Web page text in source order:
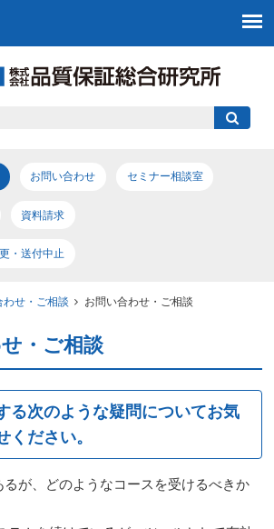
お問い合わせ セミナー相談室
資料請求
・送付中止
わせ・ご相談 お問い合わせ・ご相談
・ご相談
る次のような疑問についてお気
ください。
るが、どのようなコースを受けるべきか